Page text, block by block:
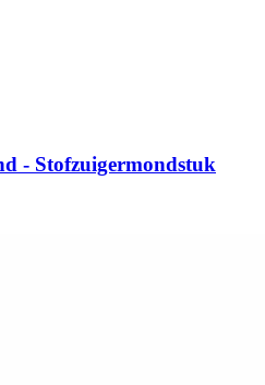
- Stofzuigermondstuk